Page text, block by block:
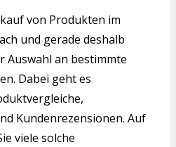
von Produkten im
und gerade deshalb
Auswahl an bestimmte
Dabei geht es
Kundenrezensionen. Auf
viele solche